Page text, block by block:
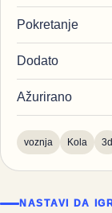
Pokretanje
Dodato
Ažurirano
voznja Kola 3d
NASTAVI DA